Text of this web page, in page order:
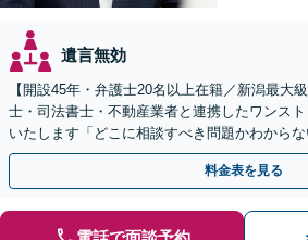
遺言無効
【開設45年・弁護士20名以上在籍／新潟最大
士・司法書士・不動産業者と連携したワンス
いたします「どこに相談すべき問題かわから
て大丈夫か不安」と迷っている方もぜひご相
料金表を見る